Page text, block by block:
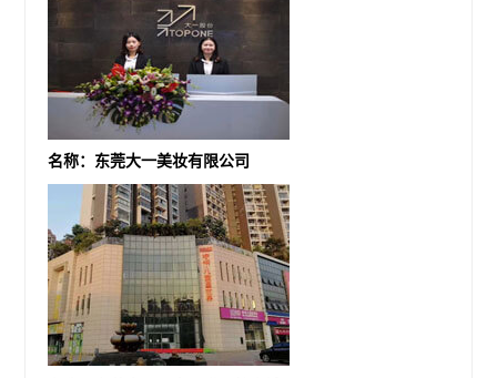
名称：东莞大一美妆有限公司